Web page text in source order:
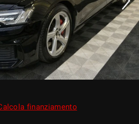
finanziamento